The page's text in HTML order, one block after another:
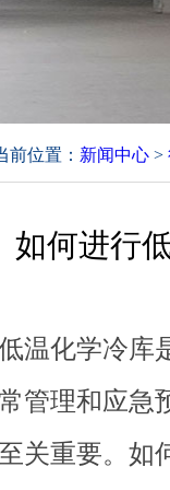
前位置： 新闻中心 >
如何进行
温化学冷库
管理和应急
至关重要。如